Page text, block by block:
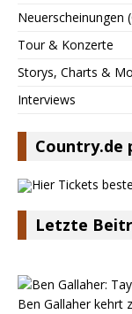
Neuerscheinungen
Tour & Konzerte
Storys, Charts &
Interviews
Country.de
Letzte
Ben Gallaher kehrt